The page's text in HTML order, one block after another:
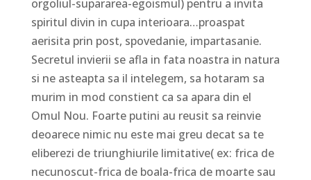
orgoliul-supararea-egoismul) pentru a invita
spiritul divin in cupa interioara…proaspat
aerisita prin post, spovedanie, impartasanie.
Secretul invierii se afla in fata noastra in natura
si ne asteapta sa il intelegem, sa hotaram sa
murim in mod constient ca sa apara din el
Omul Nou. Foarte putini au reusit sa reinvie
deoarece nimic nu este mai greu decat sa te
eliberezi de triunghiurile limitative( ex: frica de
necunoscut-frica de boala-frica de moarte sau